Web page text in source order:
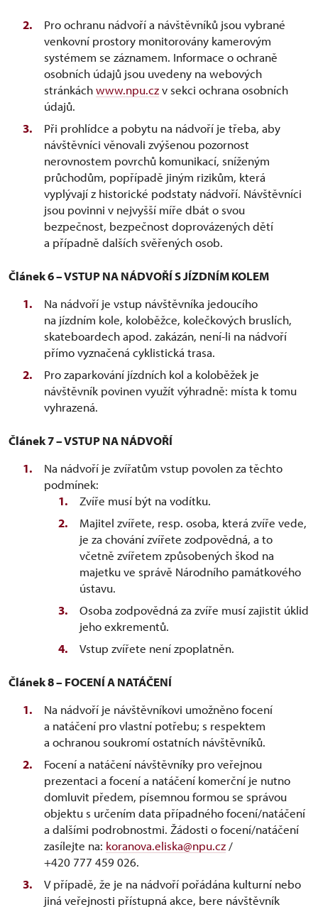
Pro ochranu nádvoří a návštěvníků jsou vybrané
venkovní prostory monitorovány kamerovým
systémem se záznamem. Informace o ochraně
osobních údajů jsou uvedeny na webových
stránkáchwww.npu.czv sekci ochrana osobních
údajů.
Při prohlídce a pobytu na nádvoří je třeba, aby
návštěvníci věnovali zvýšenou pozornost
nerovnostem povrchů komunikací, sníženým
průchodům, popřípadě jiným rizikům, která
vyplývají z historické podstaty nádvoří. Návštěvníci
jsou povinni v nejvyšší míře dbát o svou
bezpečnost, bezpečnost doprovázených dětí
a případně dalších svěřených osob.
Článek 6 – VSTUP NA NÁDVOŘÍ S JÍZDNÍM KOLEM
Na nádvoří je vstup návštěvníka jedoucího
na jízdním kole, koloběžce, kolečkových bruslích,
skateboardech apod. zakázán, není-li na nádvoří
přímo vyznačená cyklistická trasa.
Pro zaparkování jízdních kol a koloběžek je
návštěvník povinen využít výhradně: místa k tomu
vyhrazená.
Článek 7 – VSTUP NA NÁDVOŘÍ
Na nádvoří je zvířatům vstup povolen za těchto
podmínek:
Zvíře musí být na vodítku.
Majitel zvířete, resp. osoba, která zvíře vede,
je za chování zvířete zodpovědná, a to
včetně zvířetem způsobených škod na
majetku ve správě Národního památkového
ústavu.
Osoba zodpovědná za zvíře musí zajistit úklid
jeho exkrementů.
Vstup zvířete není zpoplatněn.
Článek 8 – FOCENÍ A NATÁČENÍ
Na nádvoří je návštěvníkovi umožněno focení
a natáčení pro vlastní potřebu; s respektem
a ochranou soukromí ostatních návštěvníků.
Focení a natáčení návštěvníky pro veřejnou
prezentaci a focení a natáčení komerční je nutno
domluvit předem, písemnou formou se správou
objektu s určením data případného focení/natáčení
a dalšími podrobnostmi. Žádosti o focení/natáčení
zasílejte na: koranova.eliska@npu.cz /
+420 777 459 026.
V případě, že je na nádvoří pořádána kulturní nebo
jiná veřejnosti přístupná akce, bere návštěvník